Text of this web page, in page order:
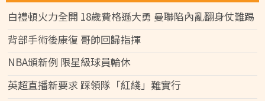
白禮頓火力全開 18歲費格遜大勇 曼聯陷內亂翻身仗難踢
背部手術後康復 哥帥回歸指揮
NBA頒新例 限星級球員輪休
英超直播新要求 踩領隊「紅綫」難實行